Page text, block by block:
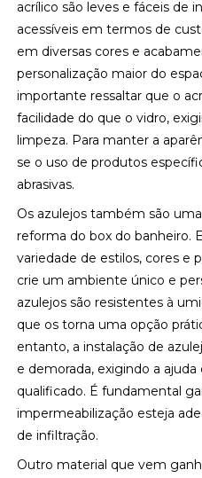
acrílico são leves e fáceis de
acessíveis em termos de
em diversas cores e
personalização maior do
importante ressaltar que o
facilidade do que o vidro,
limpeza. Para manter a
se o uso de produtos
abrasivas.
Os azulejos também são
reforma do box do banheiro.
variedade de estilos, cores e
crie um ambiente único e
azulejos são resistentes à
que os torna uma opção
entanto, a instalação de
e demorada, exigindo a
qualificado. É fundamental
impermeabilização esteja
de infiltração.
Outro material que vem